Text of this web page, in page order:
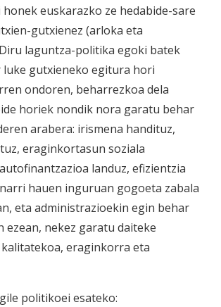
euskarazko ze hedabide-sare
gutxienez (arloka eta
laguntza-politika egoki batek
luke gutxieneko egitura hori
ondoren, beharrezkoa dela
horiek nondik nora garatu behar
arabera: irismena handituz,
eraginkortasun soziala
landuz, efizientzia
hauen inguruan gogoeta zabala
eta administrazioekin egin behar
ezean, nekez garatu daiteke
eraginkorra eta
politikoei esateko: